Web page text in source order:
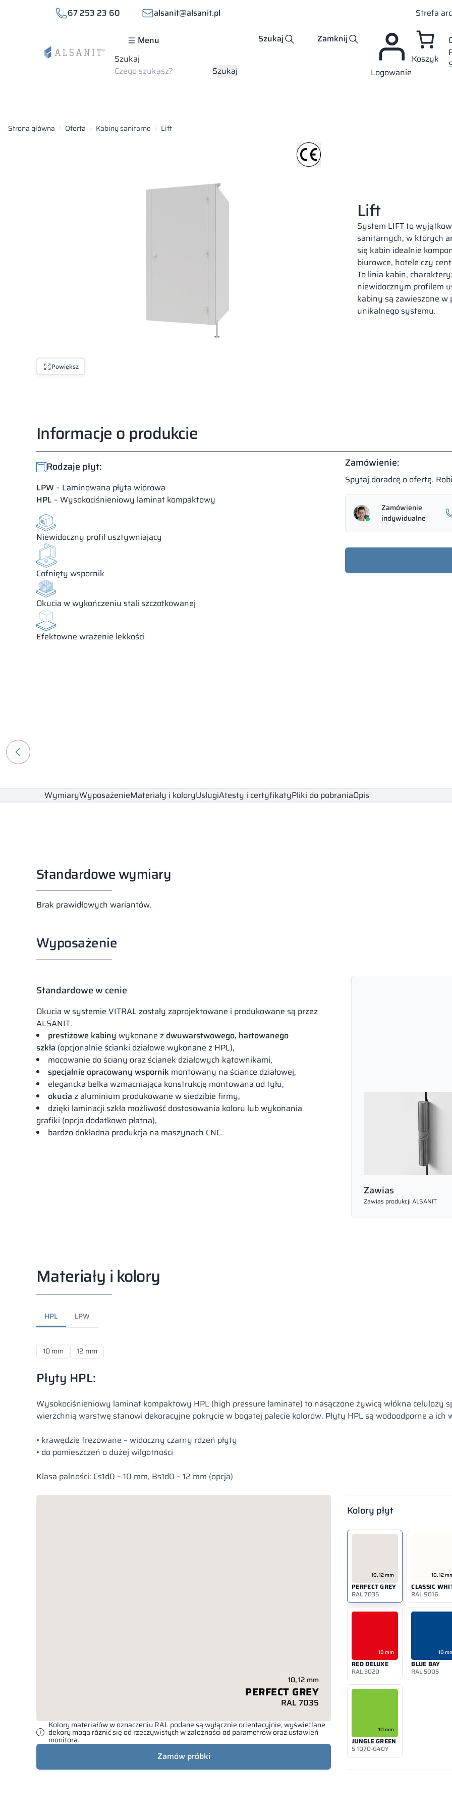
67 253 23 60 alsanit@alsanit.pl Strefa
Menu
Szukaj
Szukaj
Szukaj Zamknij
Logowanie
Koszyk
Strona główna Oferta Kabiny sanitarne Lift
Powiększ
Lift
System LIFT to
sanitarnych, w których
się kabin idealnie
biurowce, hotele czy
To linia kabin,
niewidocznym profilem
kabiny są zawieszone w
unikalnego systemu.
Informacje o produkcie
Rodzaje płyt:
LPW – Laminowana płyta wiórowa
HPL – Wysokociśnieniowy laminat kompaktowy
Niewidoczny profil usztywniający
Cofnięty wspornik
Okucia w wykończeniu stali szczotkowanej
Efektowne wrażenie lekkości
Zamówienie:
Spytaj doradcę o ofertę.
Zamówienie
indywidualne
WymiaryWyposażenieMateriały i koloryUsługiAtesty i certyfikatyPliki do pobraniaOpis
Standardowe wymiary
Brak prawidłowych wariantów.
Wyposażenie
Standardowe w cenie
Okucia w systemie VITRAL zostały zaprojektowane i produkowane są przez
ALSANIT.
prestiżowe kabiny wykonane z dwuwarstwowego, hartowanego
szkła (opcjonalnie ścianki działowe wykonane z HPL),
mocowanie do ściany oraz ścianek działowych kątownikami,
specjalnie opracowany wspornik montowany na ściance działowej,
elegancka belka wzmacniająca konstrukcję montowana od tyłu,
okucia z aluminium produkowane w siedzibie firmy,
dzięki laminacji szkła możliwość dostosowania koloru lub wykonania
grafiki (opcja dodatkowo płatna),
bardzo dokładna produkcja na maszynach CNC.
Zawias
Zawias produkcji ALSANIT
Ergonomiczny zamkopochwyt
ALSANIT
Wsporniki
Wsporniki produkcji ALSANIT
Materiały i kolory
HPL LPW
10 mm 12 mm
Płyty HPL:
Wysokociśnieniowy laminat kompaktowy HPL (high pressure laminate) to nasączone żywicą włókna celulozy
wierzchnią warstwę stanowi dekoracyjne pokrycie w bogatej palecie kolorów. Płyty HPL są wodoodporne a ich
• krawędzie frezowane – widoczny czarny rdzeń płyty
• do pomieszczeń o dużej wilgotności
Klasa palności: Cs1d0 – 10 mm, Bs1d0 – 12 mm (opcja)
10, 12 mm
PERFECT GREY
RAL 7035
Kolory materiałów w oznaczeniu RAL podane są wyłącznie orientacyjnie, wyświetlane
dekory mogą różnić się od rzeczywistych w zależności od parametrów oraz ustawień
monitora.
Zamów próbki
Kolory płyt
10, 12 mm
PERFECT GREY
RAL 7035
10, 12
CLASSIC
RAL 9016
10 mm
RED DELUXE
RAL 3020
10
BLUE BAY
RAL 5005
10 mm
JUNGLE GREEN
S 1070-G40Y